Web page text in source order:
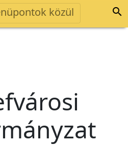
közül 